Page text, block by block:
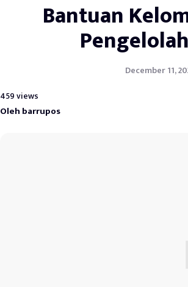
Bantuan
December 11,
459 views
Oleh barrupos